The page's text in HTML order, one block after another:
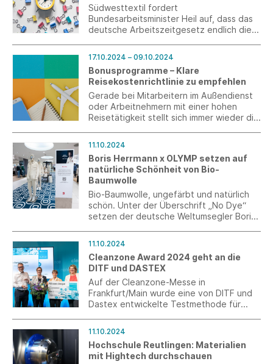
Südwesttextil fordert
Bundesarbeitsminister Heil auf, dass das
deutsche Arbeitszeitgesetz endlich die
17.10.2024 – 09.10.2024
Bonusprogramme – Klare
Reisekostenrichtlinie zu empfehlen
Gerade bei Mitarbeitern im Außendienst
oder Arbeitnehmern mit einer hohen
Reisetätigkeit stellt sich immer wieder die
11.10.2024
Boris Herrmann x OLYMP setzen auf
natürliche Schönheit von Bio-
Baumwolle
Bio-Baumwolle, ungefärbt und natürlich
schön. Unter der Überschrift „No Dye“
setzen der deutsche Weltumsegler Boris
ihr gemeinsames Engagement in Sachen
Nachhaltigkeit fort und schaffen ein
vielfältiges Bekleidungsangebot.
11.10.2024
Cleanzone Award 2024 geht an die
DITF und DASTEX
Auf der Cleanzone-Messe in
Frankfurt/Main wurde eine von DITF und
Dastex entwickelte Testmethode für
11.10.2024
Hochschule Reutlingen: Materialien
mit Hightech durchschauen